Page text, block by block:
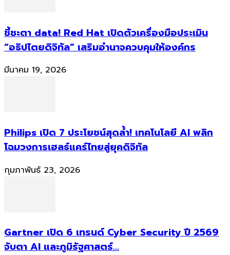
ชี้ชะตา data! Red Hat เปิดตัวเครื่องมือประเมิน
“อธิปไตยดิจิทัล” เสริมอำนาจควบคุมให้องค์กร
มีนาคม 19, 2026
Philips เปิด 7 ประโยชน์สุดล้ำ! เทคโนโลยี AI พลิก
โฉมวงการเฮลธ์แคร์ไทยสู่ยุคดิจิทัล
กุมภาพันธ์ 23, 2026
Gartner เปิด 6 เทรนด์ Cyber Security ปี 2569
จับตา AI และภูมิรัฐศาสตร์...